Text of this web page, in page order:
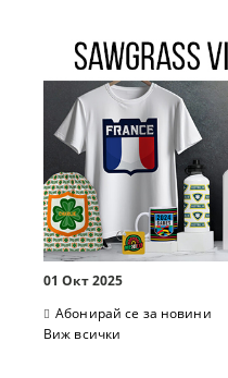
01 Окт 2025
Абонирай се за новини
Виж всички